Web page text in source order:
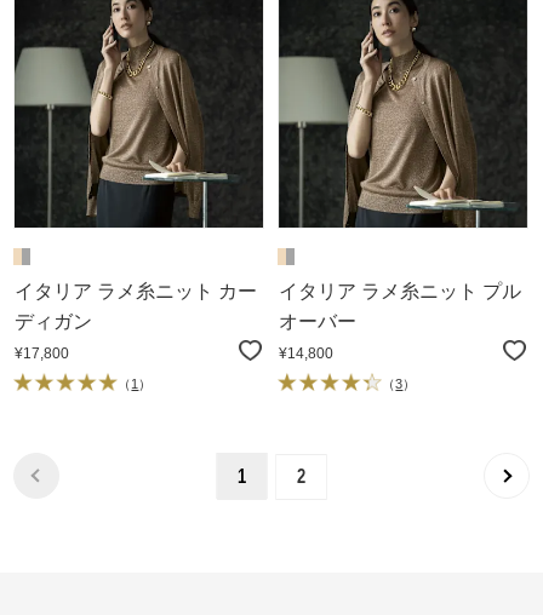
イタリア ラメ糸ニット カー
ディガン
¥17,800
（1）
イタリア ラメ糸ニット プル
オーバー
¥14,800
（3）
1 2